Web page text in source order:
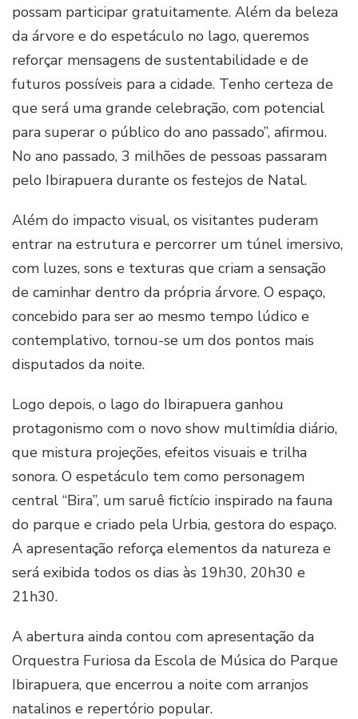
possam participar gratuitamente. Além da beleza
da árvore e do espetáculo no lago, queremos
reforçar mensagens de sustentabilidade e de
futuros possíveis para a cidade. Tenho certeza de
que será uma grande celebração, com potencial
para superar o público do ano passado”, afirmou.
No ano passado, 3 milhões de pessoas passaram
pelo Ibirapuera durante os festejos de Natal.
Além do impacto visual, os visitantes puderam
entrar na estrutura e percorrer um túnel imersivo,
com luzes, sons e texturas que criam a sensação
de caminhar dentro da própria árvore. O espaço,
concebido para ser ao mesmo tempo lúdico e
contemplativo, tornou-se um dos pontos mais
disputados da noite.
Logo depois, o lago do Ibirapuera ganhou
protagonismo com o novo show multimídia diário,
que mistura projeções, efeitos visuais e trilha
sonora. O espetáculo tem como personagem
central “Bira”, um saruê fictício inspirado na fauna
do parque e criado pela Urbia, gestora do espaço.
A apresentação reforça elementos da natureza e
será exibida todos os dias às 19h30, 20h30 e
21h30.
A abertura ainda contou com apresentação da
Orquestra Furiosa da Escola de Música do Parque
Ibirapuera, que encerrou a noite com arranjos
natalinos e repertório popular.